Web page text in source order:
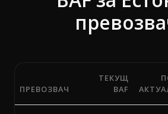
ПРЕВОЗВАЧ
ТЕКУЩ
BAF